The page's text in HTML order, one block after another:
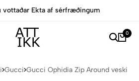
vottaðar Ekta af sérfræðingum
0
Gucci Gucci Ophidia Zip Around veski